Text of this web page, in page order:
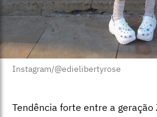
Instagram/@edielibertyrose
Tendência forte entre a geração